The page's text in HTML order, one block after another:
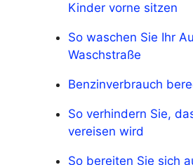
Kinder vorne sitzen
So waschen Sie Ihr
Waschstraße
Benzinverbrauch
So verhindern Sie,
vereisen wird
So bereiten Sie sich